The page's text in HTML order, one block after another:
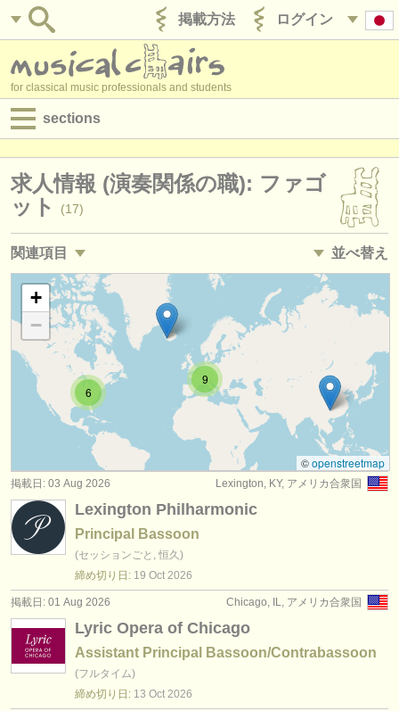
ログイン
掲載方法
for classical music professionals and students
sections
求人情報 (演奏関係の職)
求人情報 (教育関連の職)
求人情報 (管理者関連の職)
degree courses
講習会
コンクール
楽器の販売
盗まれた楽器
ディレクトリー:
オーケストラ
音楽学校
ユース オーケストラ
musicalchairs:
musicalchairsについて
お問い合わせ
求人情報 (演奏関係の職): ファゴ
ット
(17)
関連項目 並べ替え
講習会: ファゴット
degree courses: ファゴット (10)
degree courses: baroque bassoon
コンクール: ファゴット (4)
楽器の販売: ファゴット
盗まれた楽器: ファゴット
• 掲載日
•国
9
6
+
−
©openstreetmap
Lexington, KY, アメリカ合衆国
掲載日: 03 Aug 2026
Lexington Philharmonic
Principal Bassoon
(セッションごと, 恒久)
締め切り日: 19 Oct 2026
Chicago, IL, アメリカ合衆国
掲載日: 01 Aug 2026
Lyric Opera of Chicago
Assistant Principal Bassoon/Contrabassoon
(フルタイム)
締め切り日: 13 Oct 2026